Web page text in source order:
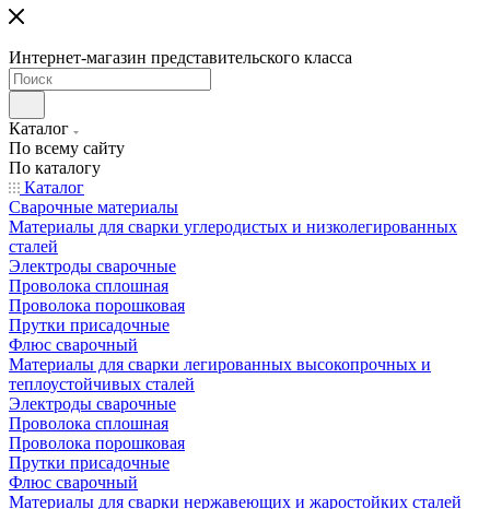
Интернет-магазин представительского класса
Каталог
По всему сайту
По каталогу
Каталог
Сварочные материалы
Материалы для сварки углеродистых и низколегированных
сталей
Электроды сварочные
Проволока сплошная
Проволока порошковая
Прутки присадочные
Флюс сварочный
Материалы для сварки легированных высокопрочных и
теплоустойчивых сталей
Электроды сварочные
Проволока сплошная
Проволока порошковая
Прутки присадочные
Флюс сварочный
Материалы для сварки нержавеющих и жаростойких сталей